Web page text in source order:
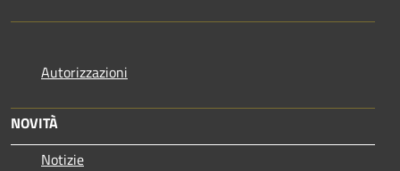
Autorizzazioni
NOVITÀ
Notizie